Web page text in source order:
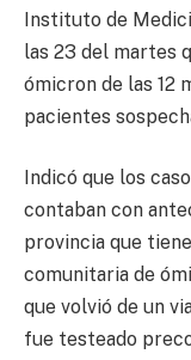
Instituto de
las 23 del martes
ómicron de las 12
pacientes
Indicó que los
contaban con
provincia que
comunitaria de
que volvió de un
fue testeado